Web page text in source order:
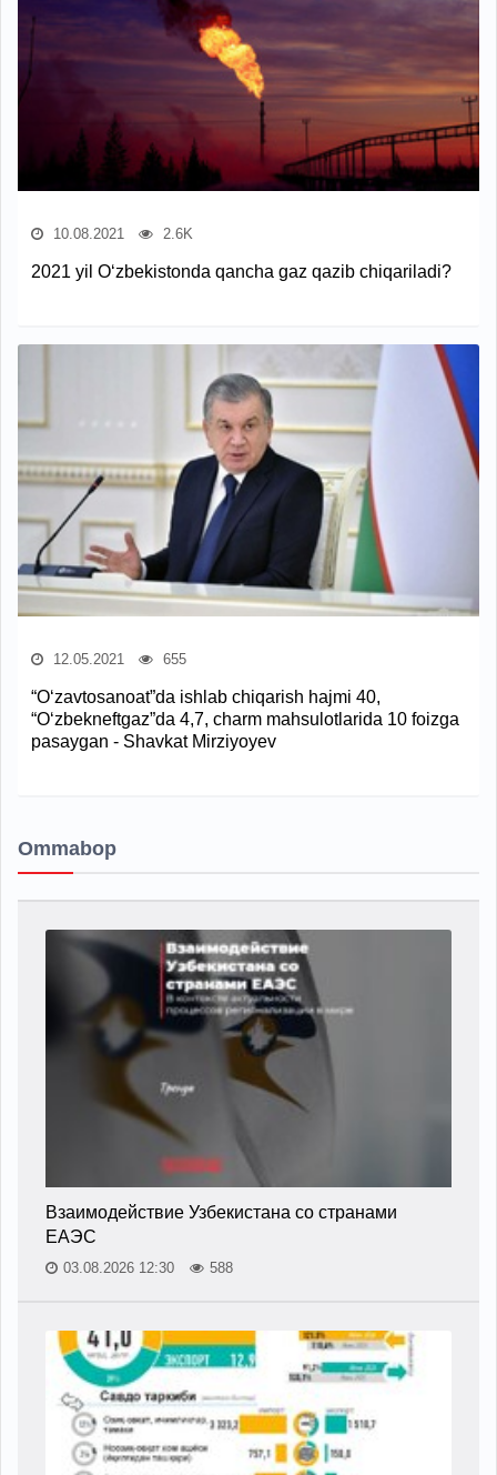
10.08.2021 2.6K
2021 yil O‘zbekistonda qancha gaz qazib chiqariladi?
12.05.2021 655
“O‘zavtosanoat”da ishlab chiqarish hajmi 40,
“O‘zbekneftgaz”da 4,7, charm mahsulotlarida 10 foizga
pasaygan - Shavkat Mirziyoyev
Ommabop
Взаимодействие Узбекистана со странами
ЕАЭС
03.08.2026 12:30 588